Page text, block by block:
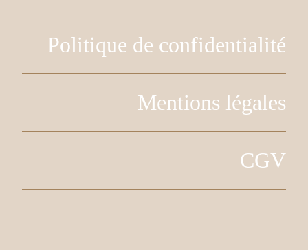
Politique de confidentialité
Mentions légales
CGV